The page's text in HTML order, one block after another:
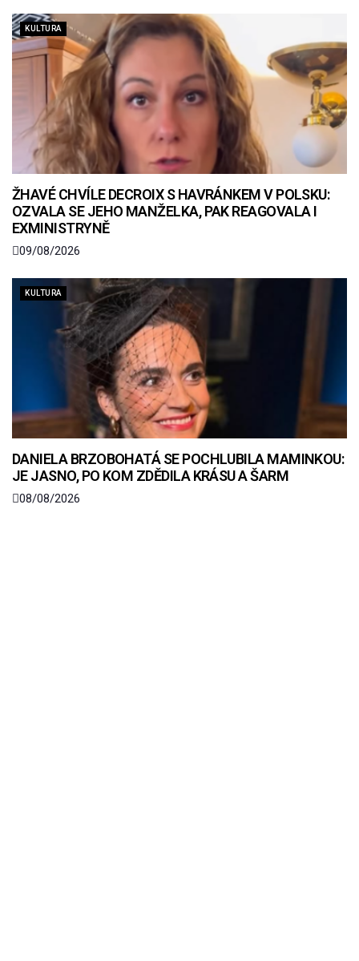
KULTURA
ŽHAVÉ CHVÍLE DECROIX S HAVRÁNKEM V POLSKU:
OZVALA SE JEHO MANŽELKA, PAK REAGOVALA I
EXMINISTRYNĚ
09/08/2026
KULTURA
DANIELA BRZOBOHATÁ SE POCHLUBILA MAMINKOU:
JE JASNO, PO KOM ZDĚDILA KRÁSU A ŠARM
08/08/2026